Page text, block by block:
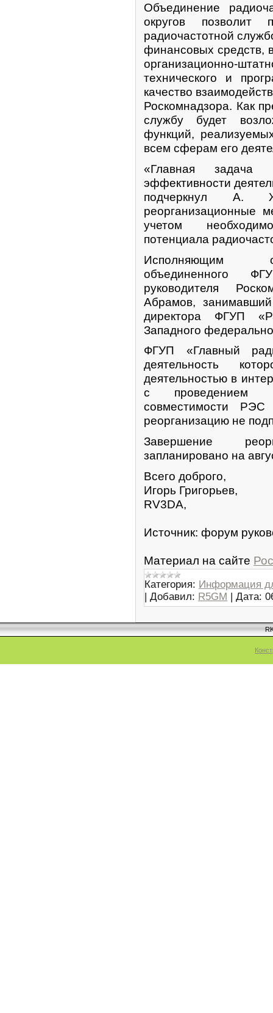
Объединение
округов позволит
радиочастотной
финансовых средств,
организационно-
технического и
качество
Роскомнадзора. Как
службу будет
функций,
всем сферам его
«Главная задача
эффективности
подчеркнул А.
реорганизационные
учетом
потенциала
Исполняющим
объединенного
руководителя
Абрамов,
директора ФГУП
Западного
ФГУП «Главный
деятельность
деятельностью в
с проведением
совместимости РЭС
реорганизацию не
Завершение
запланировано на
Всего доброго,
Игорь Григорьев,
RV3DA,
Источник: форум
Материал на сайте
Категория: Информация
| Добавил: R5GM | Дата: